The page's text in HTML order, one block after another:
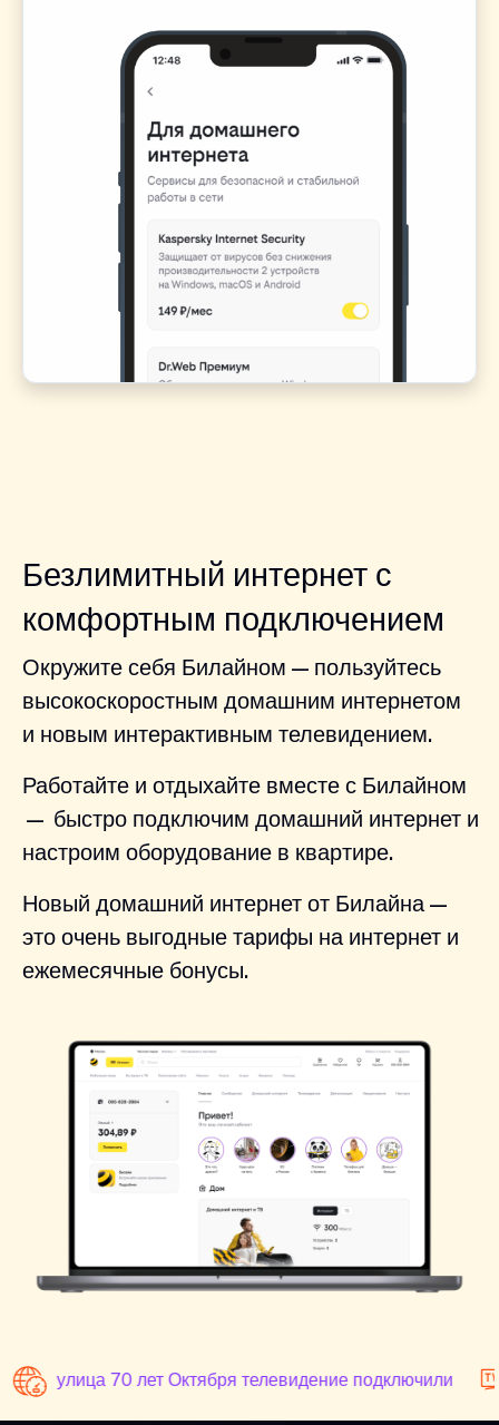
Безлимитный интернет с
комфортным подключением
Окружите себя Билайном — пользуйтесь
высокоскоростным домашним интернетом
и новым интерактивным телевидением.
Работайте и отдыхайте вместе с Билайном
— быстро подключим домашний интернет и
настроим оборудование в квартире.
Новый домашний интернет от Билайна —
это очень выгодные тарифы на интернет и
ежемесячные бонусы.
улица 70 лет Октября телевидение подключили